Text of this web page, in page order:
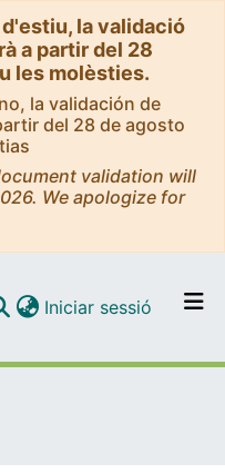
la validació
a partir del 28
les molèsties.
la validación de
del 28 de agosto
validation will
We apologize for
per tot el DD
Iniciar sessió (current)